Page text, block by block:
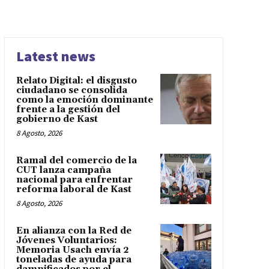
Latest news
Relato Digital: el disgusto
ciudadano se consolida
como la emoción dominante
frente a la gestión del
gobierno de Kast
8 Agosto, 2026
Ramal del comercio de la
CUT lanza campaña
nacional para enfrentar
reforma laboral de Kast
8 Agosto, 2026
En alianza con la Red de
Jóvenes Voluntarios:
Memoria Usach envía 2
toneladas de ayuda para